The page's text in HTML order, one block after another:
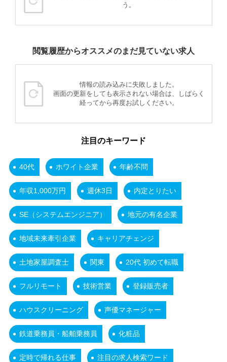
う。
閲覧履歴からオススメのまだ見ていない求人
情報の読み込みに失敗しました。
画面の更新をしても表示されない場合は、しばらく
経ってから再度お試しください。
注目のキーワード
40代 ホワイト企業 年齢不問
年収1,000万円 週休3日 内定とりたい
SE（システムエンジニア） 地元の有名企業
地域未来牽引企業 キャリアチェンジ
土地家屋調査士 関東 20代 初めて転職
フルリモート 技術営業 登録販売者
ハウスクリーニング 声優マネージャー
鉄道乗務員・船舶乗務員 化粧品
定時で帰れる仕事 注目の求人検索ワード